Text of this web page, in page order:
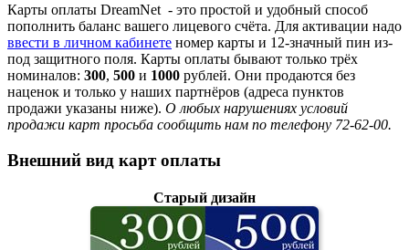
Карты оплаты DreamNet - это простой и удобный способ
пополнить баланс вашего лицевого счёта. Для активации надо
ввести в личном кабинете номер карты и 12-значный пин из-
под защитного поля. Карты оплаты бывают только трёх
номиналов: 300, 500 и 1000 рублей. Они продаются без
наценок и только у наших партнёров (адреса пунктов
продажи указаны ниже). О любых нарушениях условий
продажи карт просьба сообщить нам по телефону 72-62-00.
Внешний вид карт оплаты
Старый дизайн